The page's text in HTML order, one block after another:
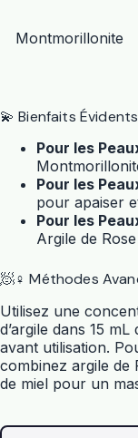
Montmorillonite
💫 Bienfaits
Pour les
Pour les
pour apaiser
Pour les
Argile de
🧖♀️ Méthodes
Utilisez une
d’argile dans 15
avant utilisation.
combinez argile de
de miel pour un